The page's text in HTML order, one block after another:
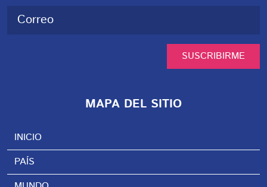
SUSCRIBIRME
MAPA DEL SITIO
INICIO
PAÍS